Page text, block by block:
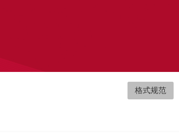
格式规范